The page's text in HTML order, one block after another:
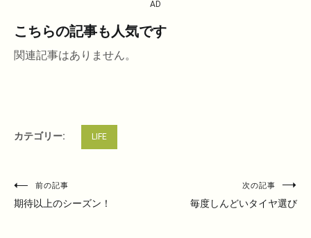
AD
こちらの記事も人気です
関連記事はありません。
カテゴリー: LIFE
投
稿
前の記事
期待以上のシーズン！
次の記事
毎度しんどいタイヤ選び